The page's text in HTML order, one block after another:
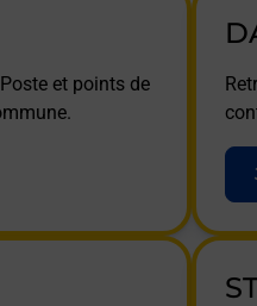
et points de